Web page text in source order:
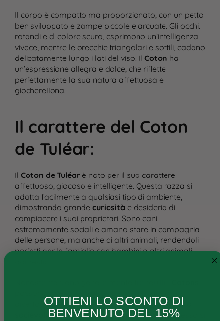
Cane
Gatto
Ricette personalizzate
FAQs
Il corpo è compatto ma proporzionato, con un petto
ben sviluppato e zampe piccole e arcuate. Gli occhi,
rotondi e di colore scuro, esprimono un’intelligenza
vivace, mentre le orecchie triangolari e sottili, cadono
delicatamente lungo i lati del viso. Il Coton ha
un’espressione allegra e dolce, che riflette
perfettamente la sua natura affettuosa e
giocherellona.
Il carattere del Coton
de Tuléar:
Il Coton de Tuléarè noto per il suo carattere
affettuoso, giocoso e intelligente. Questa razza si
adatta facilmente a qualsiasi tipo di ambiente,
dimostrando grande curiosità e desiderio di
compiacere i suoi proprietari. Sono cani
estremamente sociali e amano stare in compagnia
delle persone, ma anche di altri animali, rendendoli
perfetti per le famiglie con bambini o altri animali
divertono o cercano attenzione. Sono cani molto
, amano fare nuove conoscenze e spesso si
OTTIENI LO SCONTO DI
BENVENUTO DEL 15%